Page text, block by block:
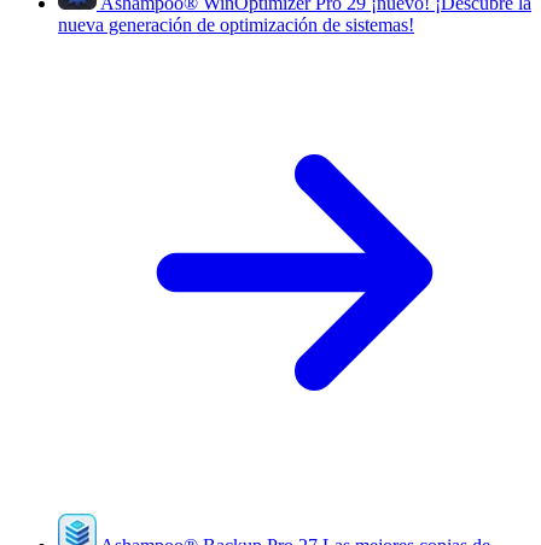
nueva generación de optimización de sistemas!